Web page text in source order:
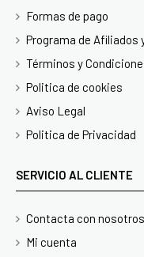
Formas de pago
Programa de Afiliados
Términos y
Politica de cookies
Aviso Legal
Politica de Privacidad
SERVICIO AL CLIENTE
Contacta con nosotros
Mi cuenta